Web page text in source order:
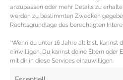
anzupassen oder mehr Details zu
werden zu bestimmten Zwecken
Rechtsgrundlage des berechtigten
*Wenn du unter 16 Jahre alt bist, kannst
einwilligen. Du kannst deine Eltern oder
mit dir in diese Services einzuwilligen.
Wirkung und
& Verzehrtipps Sanddorn
kleine knallorange Beere, die